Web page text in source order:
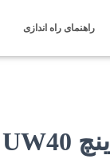
راهنمای راه اندازی